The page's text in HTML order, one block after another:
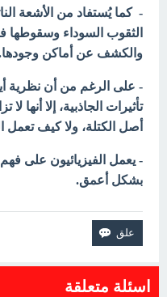
- كما يُستفاد من الأشعة
الثقوب السوداء وسقوطها
والكشف عن أماكن
- على الرغم من أن نظرية
تأثيرات الجاذبية، إلا أنها
أصل الكتلة، ولا كيف تعمل
- يعمل الفيزيائيون على
بشكل أعمق.
اسئلة متعلقة